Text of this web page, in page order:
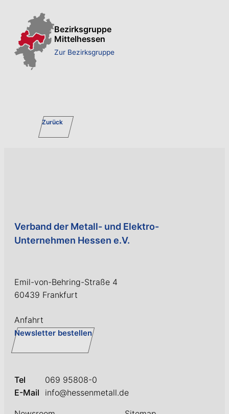
Bezirksgruppe
Mittelhessen
Zur Bezirksgruppe
Zurück
Verband der Metall- und Elektro-
Unternehmen Hessen e.V.
Emil-von-Behring-Straße 4
60439 Frankfurt
Anfahrt
Newsletter bestellen
Tel
069 95808-0
E-Mail
info@hessenmetall.de